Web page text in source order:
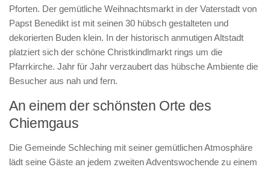
Pforten. Der gemütliche Weihnachtsmarkt in der Vaterstadt von
Papst Benedikt ist mit seinen 30 hübsch gestalteten und
dekorierten Buden klein. In der historisch anmutigen Altstadt
platziert sich der schöne Christkindlmarkt rings um die
Pfarrkirche. Jahr für Jahr verzaubert das hübsche Ambiente die
Besucher aus nah und fern.
An einem der schönsten Orte des
Chiemgaus
Die Gemeinde Schleching mit seiner gemütlichen Atmosphäre
lädt seine Gäste an jedem zweiten Adventswochende zu einem